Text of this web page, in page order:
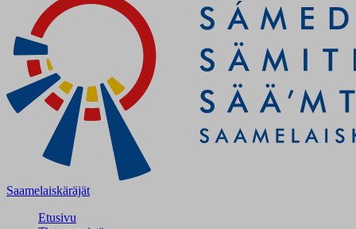
Saamelaiskäräjät
Etusivu